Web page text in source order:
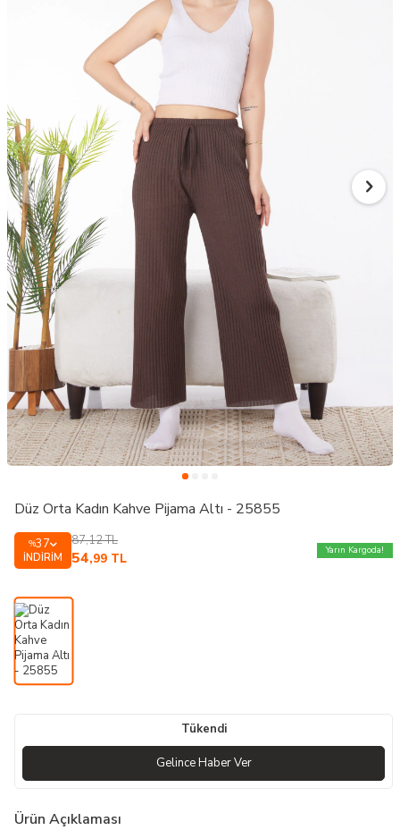
Düz Orta Kadın Kahve Pijama Altı - 25855
%37
İNDIRIM
87,12TL
54,99 TL
Yarın Kargoda!
Tükendi
Gelince Haber Ver
Ürün Açıklaması